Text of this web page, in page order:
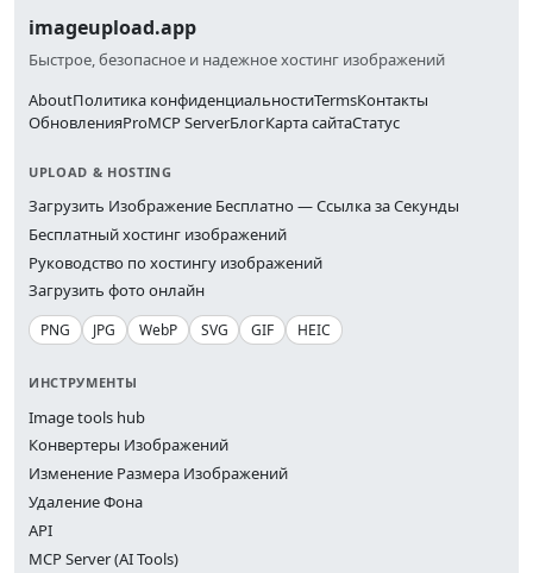
imageupload.app
Быстрое, безопасное и надежное хостинг изображений
AboutПолитика конфиденциальностиTermsКонтакты
ОбновленияProMCP ServerБлогКарта сайтаСтатус
UPLOAD & HOSTING
Загрузить Изображение Бесплатно — Ссылка за Секунды
Бесплатный хостинг изображений
Руководство по хостингу изображений
Загрузить фото онлайн
PNG JPG WebP SVG GIF HEIC
ИНСТРУМЕНТЫ
Image tools hub
Конвертеры Изображений
Изменение Размера Изображений
Удаление Фона
API
MCP Server (AI Tools)